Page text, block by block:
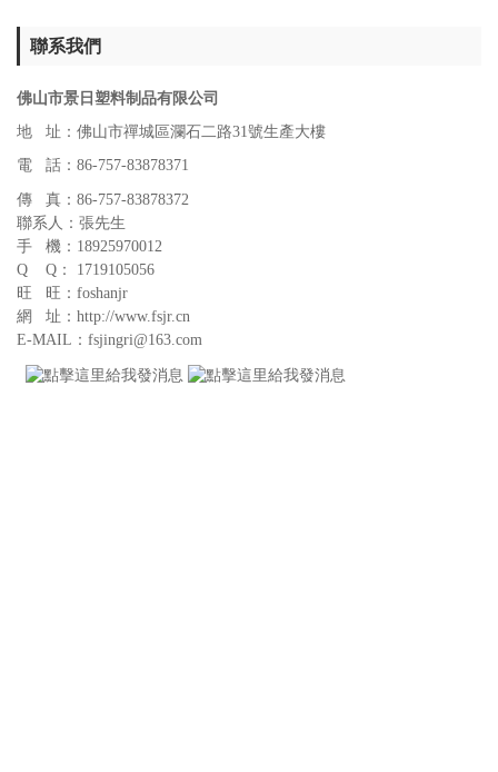
聯系我們
佛山市景日塑料制品有限公司
地 址：佛山市禪城區瀾石二路31號生產大樓
電 話：86-757-83878371
傳 真：86-757-83878372
聯系人：張先生
手 機：18925970012
Q Q： 1719105056
旺 旺：foshanjr
網 址：http://www.fsjr.cn
E-MAIL：fsjingri@163.com